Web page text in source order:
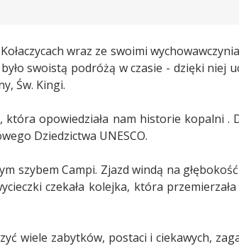
wraz ze swoimi
swoistą podróżą w czasie - dzięki niej
Św. Kingi.
opowiedziała nam historie kopalni .
Dziedzictwa UNESCO.
szybem Campi. Zjazd windą na
czekała kolejka, która
wiele zabytków, postaci i ciekawych,